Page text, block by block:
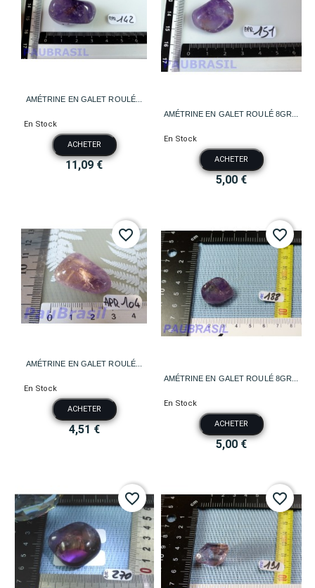
AMÉTRINE EN GALET ROULÉ...
En Stock
ACHETER
11,09 €
AMÉTRINE EN GALET ROULÉ 8GR...
En Stock
ACHETER
5,00 €
AMÉTRINE EN GALET ROULÉ...
En Stock
ACHETER
4,51 €
favorite_border
AMÉTRINE EN GALET ROULÉ 8GR...
En Stock
ACHETER
5,00 €
favorite_border
favorite_border favorite_border